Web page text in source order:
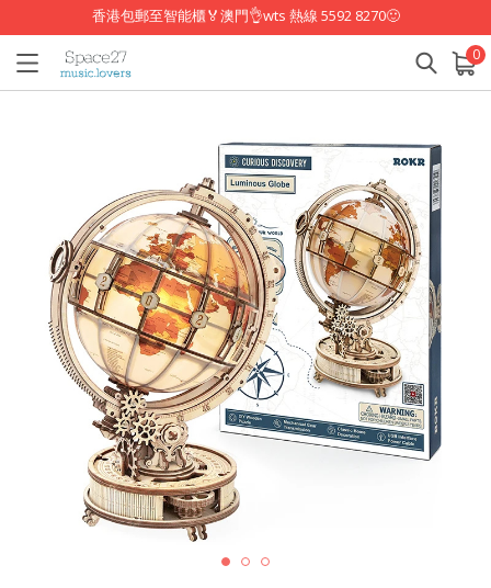
香港包郵至智能櫃🏅澳門👌wts 熱線 5592 8270🙂
0
已加入購物車 查看